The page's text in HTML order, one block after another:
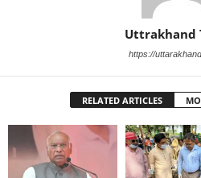
Uttrakhand
https://
RELATED ARTICLES